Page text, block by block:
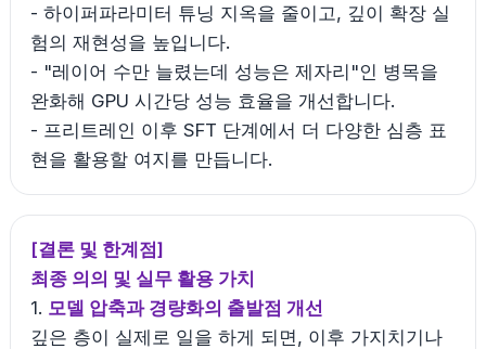
- 하이퍼파라미터 튜닝 지옥을 줄이고, 깊이 확장 실
험의 재현성을 높입니다.
- "레이어 수만 늘렸는데 성능은 제자리"인 병목을
완화해 GPU 시간당 성능 효율을 개선합니다.
- 프리트레인 이후 SFT 단계에서 더 다양한 심층 표
현을 활용할 여지를 만듭니다.
[결론 및 한계점]
최종 의의 및 실무 활용 가치
1. 모델 압축과 경량화의 출발점 개선
깊은 층이 실제로 일을 하게 되면, 이후 가지치기나